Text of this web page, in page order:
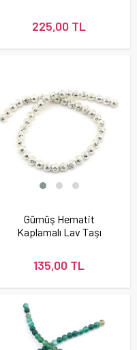
225,00 TL
Gümüş Hematit
Kaplamalı Lav Taşı
135,00 TL